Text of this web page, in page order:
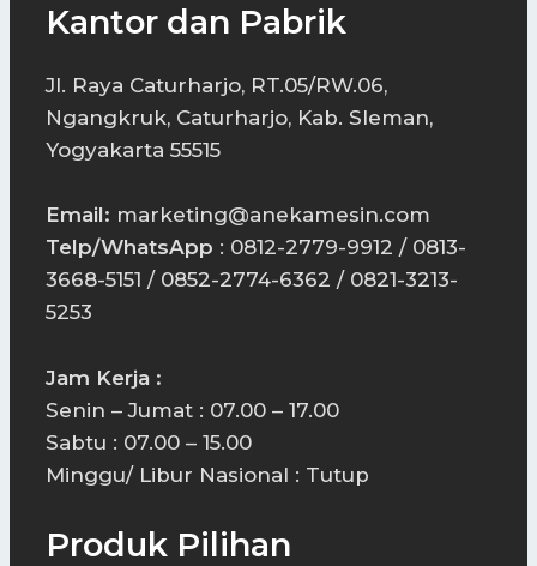
Kantor dan Pabrik
Jl. Raya Caturharjo, RT.05/RW.06,
Ngangkruk, Caturharjo, Kab. Sleman,
Yogyakarta 55515
Email: marketing@anekamesin.com
Telp/WhatsApp : 0812-2779-9912 / 0813-
3668-5151 / 0852-2774-6362 / 0821-3213-
5253
Jam Kerja :
Senin – Jumat : 07.00 – 17.00
Sabtu : 07.00 – 15.00
Minggu/ Libur Nasional : Tutup
Produk Pilihan